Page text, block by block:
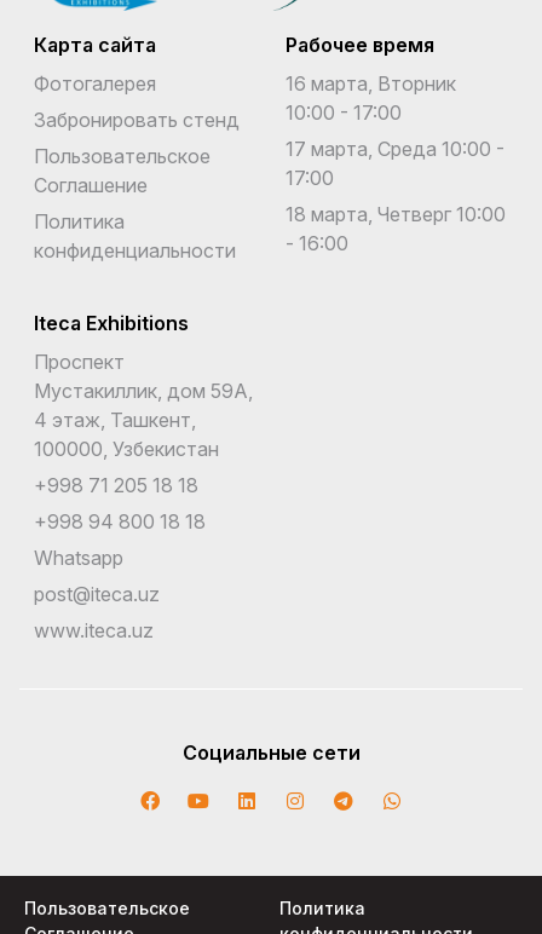
Карта сайта
Фотогалерея
Забронировать стенд
Пользовательское
Соглашение
Политика
конфиденциальности
Рабочее время
16 марта, Вторник
10:00 - 17:00
17 марта, Среда 10:00 -
17:00
18 марта, Четверг 10:00
- 16:00
Iteca Exhibitions
Проспект
Мустакиллик, дом 59А,
4 этаж, Ташкент,
100000, Узбекистан
+998 71 205 18 18
+998 94 800 18 18
Whatsapp
post@iteca.uz
www.iteca.uz
Социальные сети
Пользовательское
Политика